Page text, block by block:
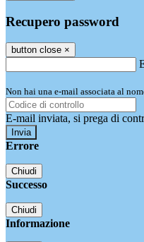
Recupero password
button close ×
Non hai una e-mail associata al
E-mail inviata, si prega di
Errore
Chiudi
Successo
Chiudi
Informazione